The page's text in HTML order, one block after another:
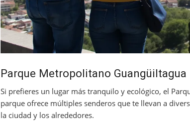
Parque Metropolitano Guangüiltagua
Si prefieres un lugar más tranquilo y ecológico, el
parque ofrece múltiples senderos que te llevan a
la ciudad y los alrededores.